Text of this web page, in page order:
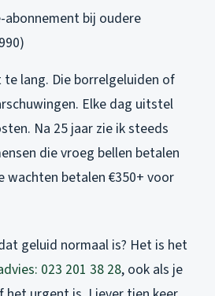
abonnement bij oudere
lang. Die borrelgeluiden of
Elke dag uitstel
Na 25 jaar zie ik steeds
die vroeg bellen betalen
wachten betalen €350+ voor
geluid normaal is? Het is het
023 201 38 28, ook als je